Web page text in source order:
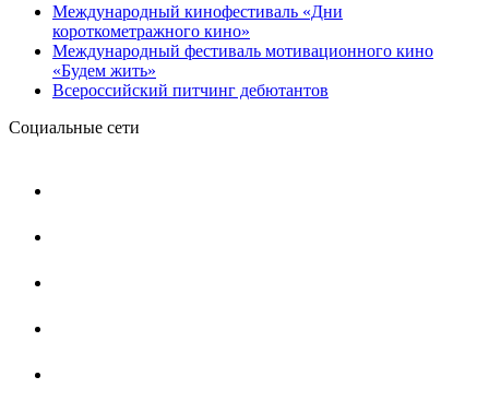
Международный кинофестиваль «Дни
короткометражного кино»
Международный фестиваль мотивационного кино
«Будем жить»
Всероссийский питчинг дебютантов
Социальные сети